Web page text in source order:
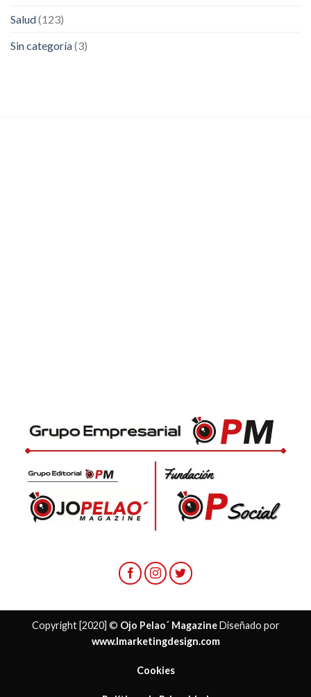
Salud(123)
Sin categoría(3)
Copyright [2020] © Ojo Pelao´ MagazineDiseñado por
www.lmarketingdesign.com
Cookies